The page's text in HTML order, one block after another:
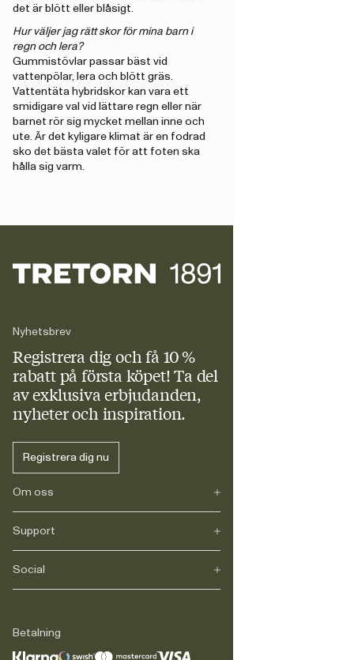
det är blött eller blåsigt.
Hur väljer jag rätt skor för mina barn i
regn och lera?
Gummistövlar passar bäst vid
vattenpölar, lera och blött gräs.
Vattentäta hybridskor kan vara ett
smidigare val vid lättare regn eller när
barnet rör sig mycket mellan inne och
ute. Är det kyligare klimat är en fodrad
sko det bästa valet för att foten ska
hålla sig varm.
Nyhetsbrev
Registrera dig och få 10 %
rabattpå första köpet! Ta del
av exklusiva erbjudanden,
nyheter och inspiration.
Registrera dig nu
Om oss
Vårt arv
Journals
Karriär
Support
FAQ
Leverans
Social
TikTok
Betalning